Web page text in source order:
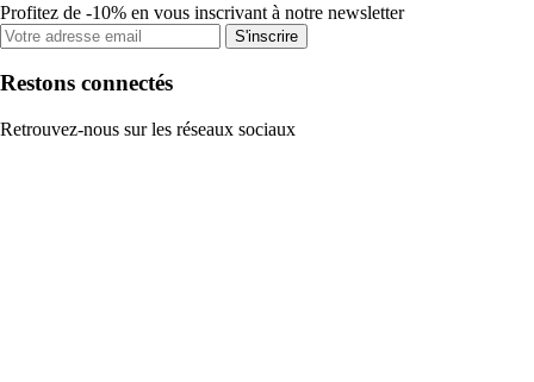
Profitez de -10% en vous inscrivant à notre newsletter
S'inscrire
Restons connectés
Retrouvez-nous sur les réseaux sociaux